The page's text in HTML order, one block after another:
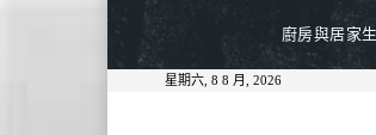
廚房與居家
星期六, 8 8 月, 2026